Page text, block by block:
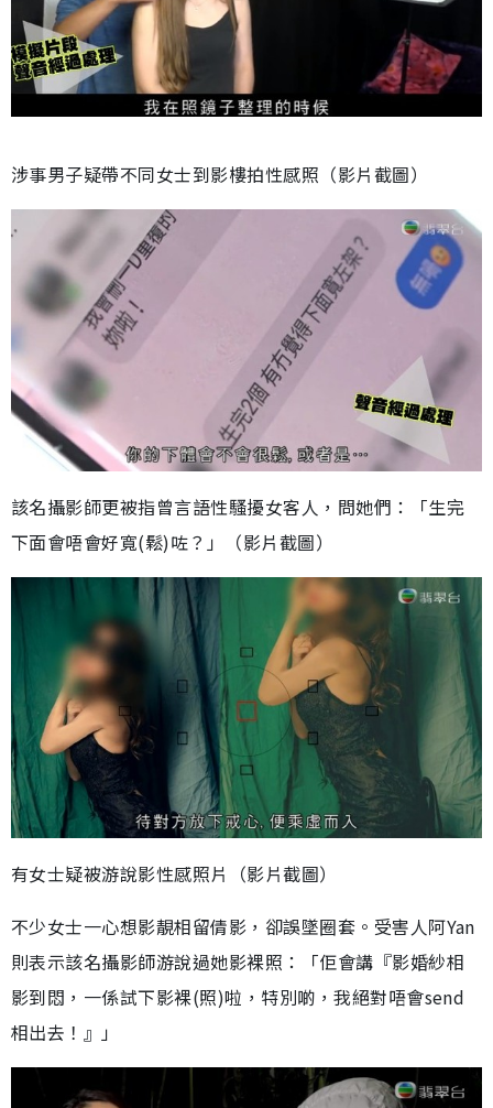
涉事男子疑帶不同女士到影樓拍性感照（影片截圖）
該名攝影師更被指曾言語性騷擾女客人，問她們：「生完
下面會唔會好寬(鬆)咗？」（影片截圖）
有女士疑被游說影性感照片（影片截圖）
不少女士一心想影靚相留倩影，卻誤墜圈套。受害人阿Yan
則表示該名攝影師游說過她影裸照：「佢會講『影婚紗相
影到悶，一係試下影裸(照)啦，特別啲，我絕對唔會send
相出去！』」